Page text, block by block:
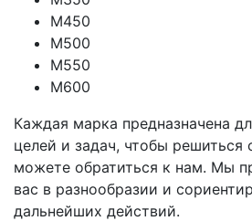
М450
М500
М550
М600
Каждая марка предназначена
целей и задач, чтобы
можете обратиться к нам. Мы
вас в разнообразии и
дальнейших действий.